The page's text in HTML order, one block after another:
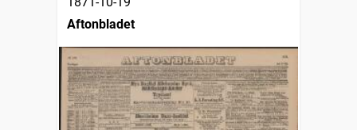
Aftonbladet